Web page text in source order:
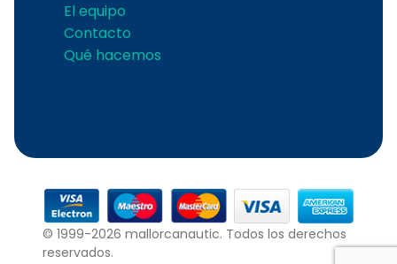
El equipo
Contacto
Qué hacemos
© 1999-2026 mallorcanautic. Todos los derechos
reservados.